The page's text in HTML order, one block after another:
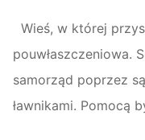
Wieś, w której
pouwłaszczeniowa.
samorząd poprzez
ławnikami. Pomocą